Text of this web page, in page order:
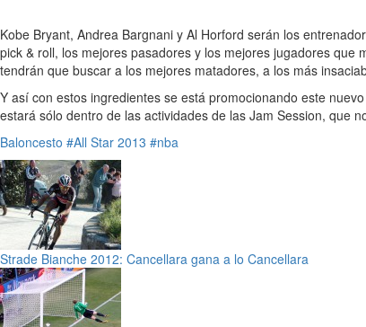
Kobe Bryant, Andrea Bargnani y Al Horford serán los
pick & roll, los mejores pasadores y los mejores jugadores
tendrán que buscar a los mejores matadores, a los más
Y así con estos ingredientes se está promocionando este
estará sólo dentro de las actividades de las Jam Session, que
Baloncesto #All Star 2013 #nba
Strade Bianche 2012: Cancellara gana a lo Cancellara